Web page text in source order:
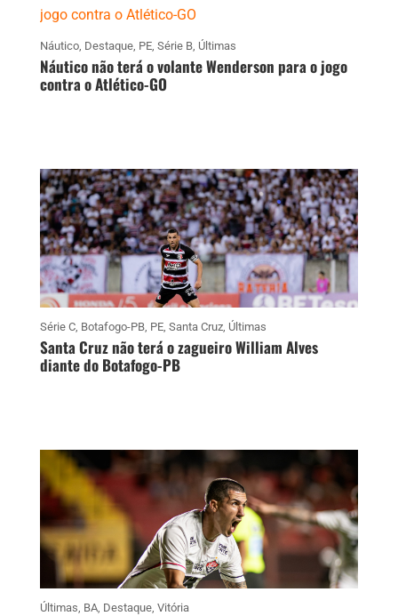
Náutico, Destaque, PE, Série B, Últimas
Náutico não terá o volante Wenderson para o jogo
contra o Atlético-GO
Série C, Botafogo-PB, PE, Santa Cruz, Últimas
Santa Cruz não terá o zagueiro William Alves
diante do Botafogo-PB
Últimas, BA, Destaque, Vitória